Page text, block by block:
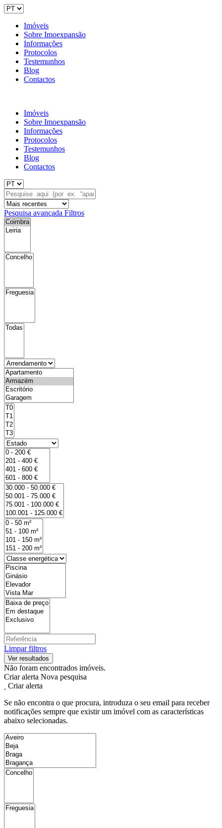
Imóveis
Sobre Imoexpansão
Informações
Protocolos
Testemunhos
Blog
Contactos
Imóveis
Sobre Imoexpansão
Informações
Protocolos
Testemunhos
Blog
Contactos
Pesquisa avançada Filtros
Limpar filtros
Não foram encontrados imóveis.
Criar alerta Nova pesquisa
Criar alerta
Se não encontra o que procura, introduza o seu email para receber
notificações sempre que existir um imóvel com as características
abaixo selecionadas.